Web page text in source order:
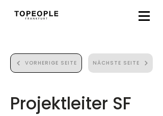
VORHERIGE SEITE NÄCHSTE SEITE
Projektleiter SF